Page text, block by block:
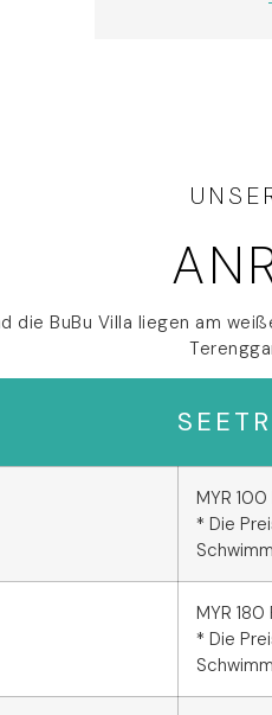
die BuBu Villa liegen am
MYR
* Die
MYR
* Die